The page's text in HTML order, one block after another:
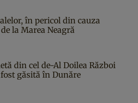
în pericol din cauza
la Marea Neagră
din cel de-Al Doilea Război
găsită în Dunăre